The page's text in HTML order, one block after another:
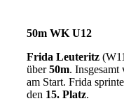
50m WK U12
Frida Leuteritz
über50m. Insgesamt
am Start. Frida
den 15. Platz.